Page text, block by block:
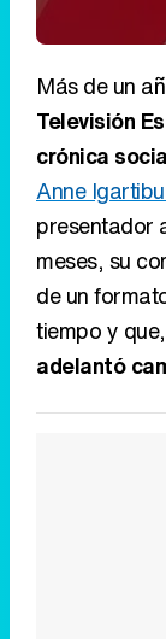
Más de un
Televisión
crónica
Anne
presentador
meses, su
de un
tiempo y
adelantó